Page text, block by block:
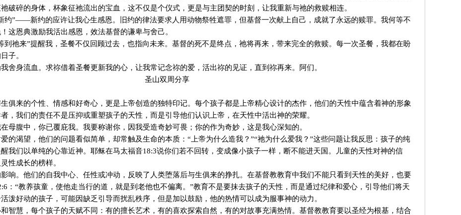
破碎的身体，杯象征祂流出的宝血，这不仅是个仪式，更是与主团契的时刻，让我重新与祂的救赎相连。
约”——新约的应许让我心生感恩。旧约的律法要求人用动物祭牲遮罪，但基督一次献上自己，成就了永远的赎罪。我何等不
这恩典激励我活出感恩，效法基督的谦卑与舍己。
到祂来”提醒我，圣餐不仅回顾过去，也指向未来。基督的死不是终点，祂将再来，带来完全的救赎。每一次圣餐，我都在盼
子。
舍身流血。求祢借着圣餐更新我的心，让我常记念祢的爱，活出祢的见证，直到祢再来。阿们。
圣山双周分享
俱来的个性、情感和好奇心，更是上帝创造的独特印记。每个孩子都是上帝精心设计的杰作，他们的天性中蕴含着神的形象
，我们的责任不是压抑或重塑孩子的天性，而是引导他们认识上帝，在天性中活出神的荣耀。
母腹中，你已覆庇我。我要称谢你，因我受造奇妙可畏；你的作为奇妙，这是我心深知的。
的渴望，他们的问题看似简单，却常触及生命的本质：“上帝为什么造我？”“祂为什么爱我？”这些问题让我反思：孩子的纯
我们以单纯的心靠近神。耶稣在马太福音18:3说你们若不回转，变成像小孩子一样，断不能进天国。儿童的天性对神的信
性成长的榜样。
响。他们的自我中心、任性或冲动，反映了人类堕落后与生俱来的挣扎。在基督教教育中我们不能只看到天性的美好，也要
：“教养孩童，使他走当行的道，就是到老他也不偏离。”教育不是要抹去孩子的天性，而是通过纪律和爱心，引导他们将天
泼好动的孩子，可能因缺乏引导而扰乱秩序，但是加以鼓励，他的热情可以成为服事神的动力。
智慧，每个孩子的天赋不同：有的擅长艺术，有的喜欢探索自然，有的对故事充满热情。基督教教育要以圣经为根基，结合